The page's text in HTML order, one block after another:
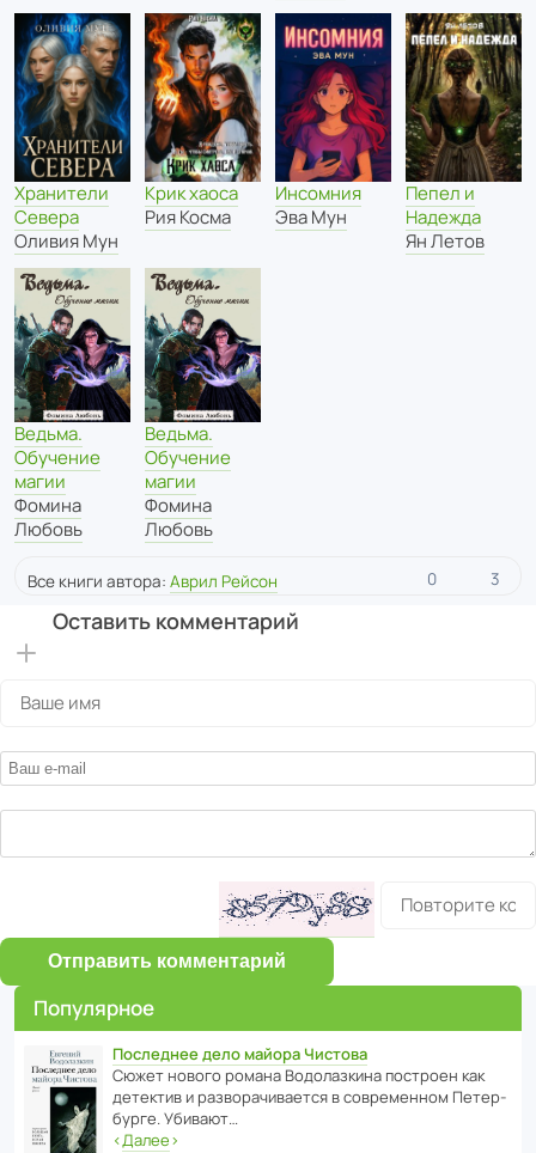
Хранители
Севера
Оливия Мун
Крик хаоса
Рия Косма
Инсомния
Эва Мун
Пепел и
Надежда
Ян Летов
Ведьма.
Обучение
магии
Фомина
Любовь
Ведьма.
Обучение
магии
Фомина
Любовь
Все книги автора: Аврил Рейсон 0 3
Оставить комментарий
Отправить комментарий
Популярное
Последнее дело майора Чистова
Сюжет нового романа Водо­ла­з­кина пост­роен как
дете­ктив и разво­ра­чи­ва­ется в совре­менном Пете­р­
бурге. Убивают…
‹Далее›